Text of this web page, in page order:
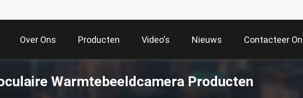
Over Ons Producten Video's Nieuws Contacteer
Warmtebeeldcamera Producten